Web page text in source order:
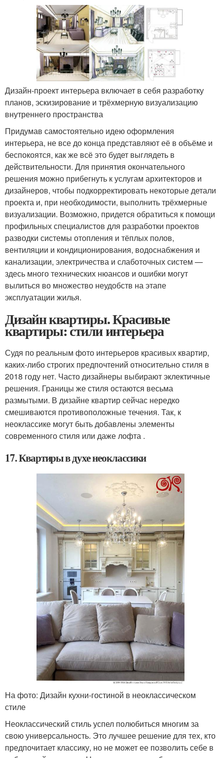
Дизайн-проект интерьера включает в себя разработку
планов, эскизирование и трёхмерную визуализацию
внутреннего пространства
Придумав самостоятельно идею оформления
интерьера, не все до конца представляют её в объёме и
беспокоятся, как же всё это будет выглядеть в
действительности. Для принятия окончательного
решения можно прибегнуть к услугам архитекторов и
дизайнеров, чтобы подкорректировать некоторые детали
проекта и, при необходимости, выполнить трёхмерные
визуализации. Возможно, придется обратиться к помощи
профильных специалистов для разработки проектов
разводки системы отопления и тёплых полов,
вентиляции и кондиционирования, водоснабжения и
канализации, электричества и слаботочных систем —
здесь много технических нюансов и ошибки могут
вылиться во множество неудобств на этапе
эксплуатации жилья.
Дизайн квартиры. Красивые
квартиры: стили интерьера
Судя по реальным фото интерьеров красивых квартир,
каких-либо строгих предпочтений относительно стиля в
2018 году нет. Часто дизайнеры выбирают эклектичные
решения. Границы же стиля остаются весьма
размытыми. В дизайне квартир сейчас нередко
смешиваются противоположные течения. Так, к
неоклассике могут быть добавлены элементы
современного стиля или даже лофта .
17. Квартиры в духе неоклассики
На фото: Дизайн кухни-гостиной в неоклассическом
стиле
Неоклассический стиль успел полюбиться многим за
свою универсальность. Это лучшее решение для тех, кто
предпочитает классику, но не может ее позволить себе в